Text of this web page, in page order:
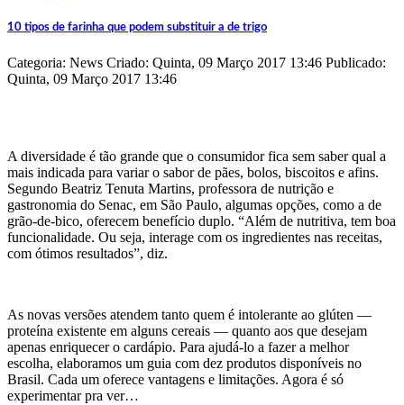
10 tipos de farinha que podem substituir a de trigo
Categoria: News Criado: Quinta, 09 Março 2017 13:46 Publicado:
Quinta, 09 Março 2017 13:46
A diversidade é tão grande que o consumidor fica sem saber qual a
mais indicada para variar o sabor de pães, bolos, biscoitos e afins.
Segundo Beatriz Tenuta Martins, professora de nutrição e
gastronomia do Senac, em São Paulo, algumas opções, como a de
grão-de-bico, oferecem benefício duplo. “Além de nutritiva, tem boa
funcionalidade. Ou seja, interage com os ingredientes nas receitas,
com ótimos resultados”, diz.
As novas versões atendem tanto quem é intolerante ao glúten —
proteína existente em alguns cereais — quanto aos que desejam
apenas enriquecer o cardápio. Para ajudá-lo a fazer a melhor
escolha, elaboramos um guia com dez produtos disponíveis no
Brasil. Cada um oferece vantagens e limitações. Agora é só
experimentar pra ver…